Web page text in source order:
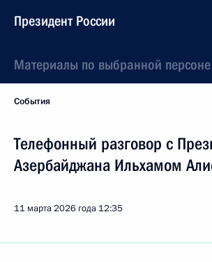
Президент России
Материалы по выбранной персоне
События
Телефонный разговор с
Азербайджана Ильхамом
11 марта 2026 года 12:35